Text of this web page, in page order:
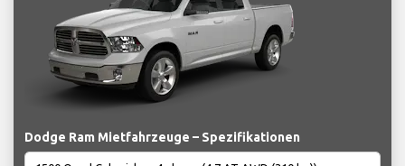
Dodge Ram Mietfahrzeuge – Spezifikationen